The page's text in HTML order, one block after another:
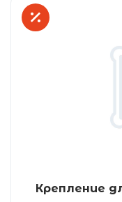
Крепление